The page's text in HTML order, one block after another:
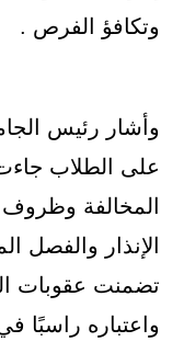
وتكافؤ الفرص .
وأشار رئيس
على الطلاب
المخالفة
الإنذار والفصل
تضمنت عقوبات
واعتباره راسبًا